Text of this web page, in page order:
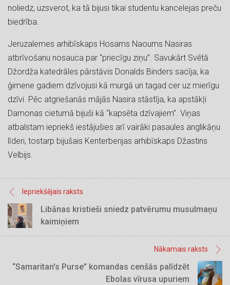
noliedz, uzsverot, ka tā bijusi tikai studentu kancelejas preču
biedrība.
Jeruzalemes arhibīskaps Hosams Naoums Nasiras
atbrīvošanu nosauca par “priecīgu ziņu”. Savukārt Svētā
Džordža katedrāles pārstāvis Donalds Binders sacīja, ka
ģimene gadiem dzīvojusi kā murgā un tagad cer uz mierīgu
dzīvi. Pēc atgriešanās mājās Nasira stāstīja, ka apstākļi
Damonas cietumā bijuši kā “kapsēta dzīvajiem”. Viņas
atbalstam iepriekš iestājušies arī vairāki pasaules anglikāņu
līderi, tostarp bijušais Kenterberijas arhibīskaps Džastins
Velbijs.
Iepriekšējais raksts
Libānas kristieši sniedz patvērumu musulmaņu
kaimiņiem
Nākamais raksts
“Samaritan's Purse” komandas cenšās palīdzēt
Ebolas vīrusa upuriem